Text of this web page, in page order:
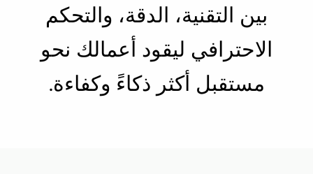
بين التقنية، الدقة، والتحكم
الاحترافي ليقود أعمالك نحو
مستقبل أكثر ذكاءً وكفاءة.